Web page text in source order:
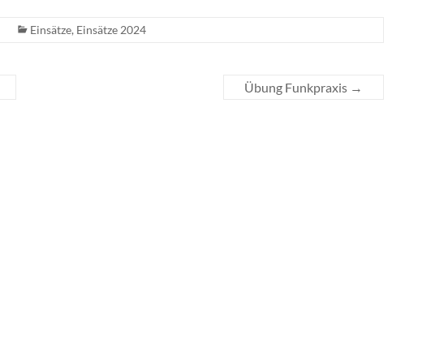
Einsätze, Einsätze 2024
Übung Funkpraxis →